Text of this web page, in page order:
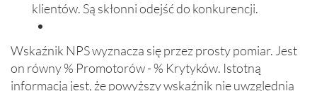
klientów. Są skłonni odejść do konkurencji.
Wskaźnik NPS wyznacza się przez prosty pomiar. Jest
on równy % Promotorów - % Krytyków. Istotną
informacją jest, że powyższy wskaźnik nie uwzględnia